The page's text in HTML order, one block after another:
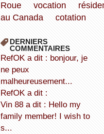
Roue
vocation
au Canada
cotation
DERNIERS
COMMENTAIRES
refOK a dit : bonjour, je
ne peux
malheureusement...
refOK a dit :
Vin 88 a dit : Hello my
family member! I wish to
s...